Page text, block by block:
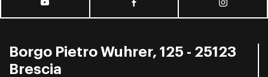
Borgo Pietro Wuhrer, 125 - 25123
Brescia